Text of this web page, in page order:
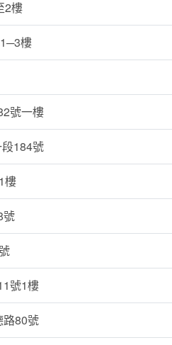
2樓
樓
號一樓
184號
樓
號
號1樓
路80號